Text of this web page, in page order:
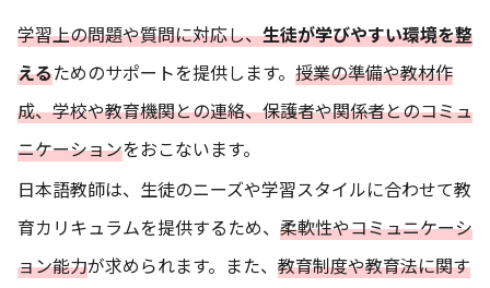
学習上の問題や質問に対応し、生徒が学びやすい環境を整
えるためのサポートを提供します。 授業の準備や教材作
成、学校や教育機関との連絡、保護者や関係者とのコミュ
ニケーションをおこないます。
日本語教師は、生徒のニーズや学習スタイルに合わせて教
育カリキュラムを提供するため、 柔軟性やコミュニケーシ
ョン能力が求められます。また、 教育制度や教育法に関す